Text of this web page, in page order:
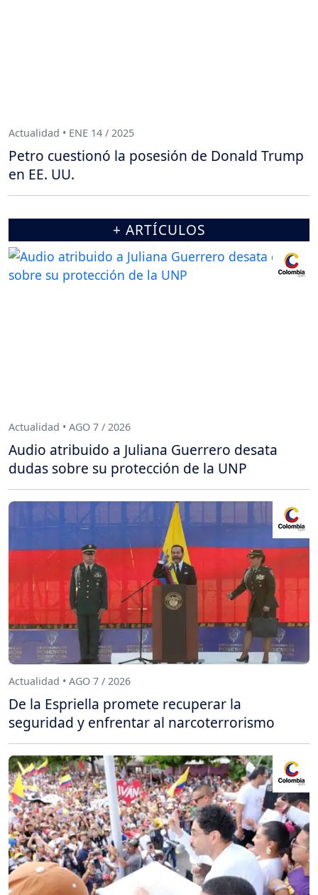
Actualidad • ENE 14 / 2025
Petro cuestionó la posesión de Donald Trump
en EE. UU.
+ ARTÍCULOS
Actualidad • AGO 7 / 2026
Audio atribuido a Juliana Guerrero desata
dudas sobre su protección de la UNP
Actualidad • AGO 7 / 2026
De la Espriella promete recuperar la
seguridad y enfrentar al narcoterrorismo